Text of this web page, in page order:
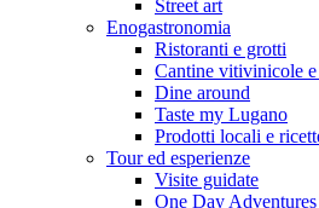
Street art
Enogastronomia
Ristoranti e grotti
Cantine vitivinicole
Dine around
Taste my Lugano
Prodotti locali e
Tour ed esperienze
Visite guidate
One Day Adventures